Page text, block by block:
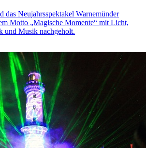
das Neujahrsspektakel Warnemünder
Motto „Magische Momente“ mit Licht,
und Musik nachgeholt.